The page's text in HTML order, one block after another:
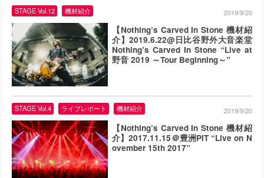
【Nothing’s Carved In Stone 機材紹
介】2019.6.22@日比谷野外大音楽堂
Nothing’s Carved In Stone “Live at
野音 2019 ～Tour Beginning～”
STAGE Vol.12 機材紹介 2019/9/20
【Nothing’s Carved In Stone 機材紹
介】2017.11.15＠豊洲PIT “Live on N
ovember 15th 2017”
STAGE Vol.4 ライブレポート 機材紹介 2019/9/20